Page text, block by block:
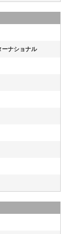
ーナショナル